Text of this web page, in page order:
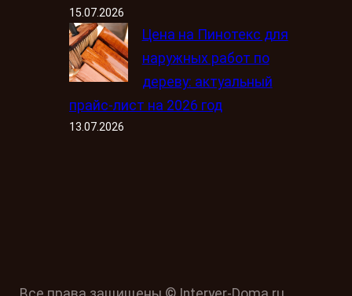
15.07.2026
Цена на Пинотекс для
наружных работ по
дереву: актуальный
прайс-лист на 2026 год
13.07.2026